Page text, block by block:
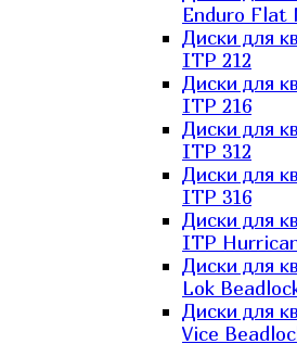
Enduro Flat
Диски для
ITP 212
Диски для
ITP 216
Диски для
ITP 312
Диски для
ITP 316
Диски для
ITP
Диски для
Lok
Диски для
Vice